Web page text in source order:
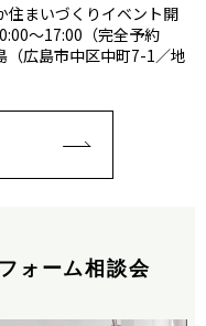
住まいづくりイベント開
～17:00（完全予約
広島市中区中町7-1／地
ォーム相談会